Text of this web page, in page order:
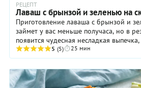
РЕЦЕПТ
Лаваш с брынзой и зеленью на
Приготовление лаваша с брынзой и
займет у вас меньше получаса, но в
появится чудесная несладкая
той же суперпопулярной у нас пицце. ...
5 (5) 25 мин